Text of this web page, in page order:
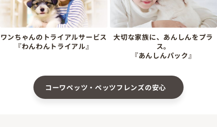
ワンちゃんのトライアルサービス
『わんわんトライアル』
大切な家族に、あんしんをプラ
ス。
『あんしんパック』
コーワペッツ・ペッツフレンズの安心